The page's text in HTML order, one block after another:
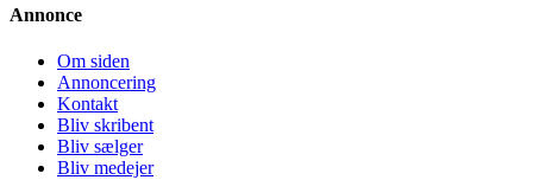
Annonce
Om siden
Annoncering
Kontakt
Bliv skribent
Bliv sælger
Bliv medejer